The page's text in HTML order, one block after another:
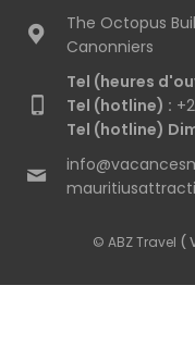
The Octopus
Canonniers
Tel (heures
Tel (hotline) :
Tel (hotline)
© ABZ Travel (